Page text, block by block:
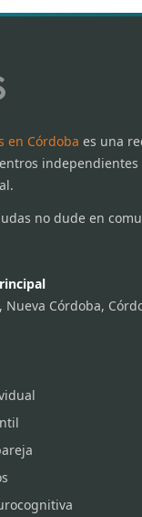
en Córdoba es una
no dude en
Nueva Córdoba,